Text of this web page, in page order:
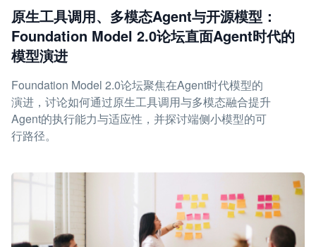
原生工具调用、多模态Agent与开源模型：
Foundation Model 2.0论坛直面Agent时代的
模型演进
Foundation Model 2.0论坛聚焦在Agent时代模型的
演进，讨论如何通过原生工具调用与多模态融合提升
Agent的执行能力与适应性，并探讨端侧小模型的可
行路径。